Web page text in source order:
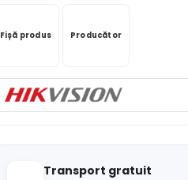
Fișă produs Producător
Transport gratuit